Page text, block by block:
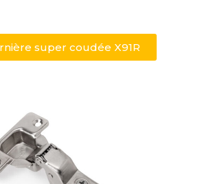
super coudée X91R